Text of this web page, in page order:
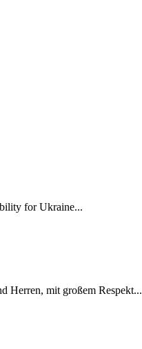
for Ukraine...
Herren, mit großem Respekt...